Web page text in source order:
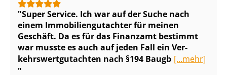
Super Service. Ich war auf der Suche nach
einem Im­mo­bi­li­en­gut­ach­ter für meinen
Geschäft. Da es für das Finanzamt bestimmt
war musste es auch auf jeden Fall ein Ver­
kehrs­wert­gut­ach­ten nach §194 Baugb [...mehr]